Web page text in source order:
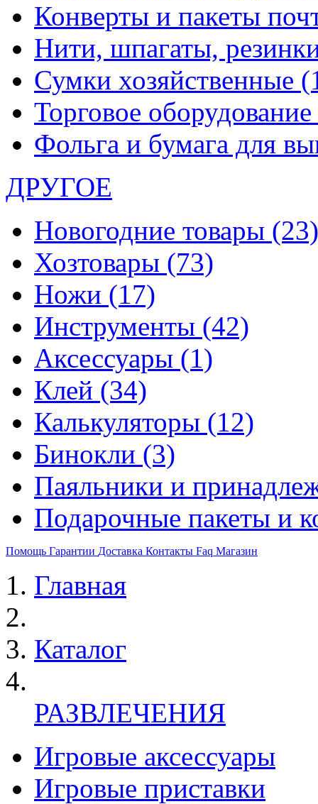
Конверты и пакеты
Нити, шпагаты,
Сумки хозяйственные
Торговое оборудование
Фольга и бумага для
ДРУГОЕ
Новогодние товары (23)
Хозтовары (73)
Ножи (17)
Инструменты (42)
Аксессуары (1)
Клей (34)
Калькуляторы (12)
Бинокли (3)
Паяльники и
Подарочные пакеты и
Помощь Гарантии Доставка Контакты Faq Магазин
Главная
Каталог
РАЗВЛЕЧЕНИЯ
Игровые аксессуары
Игровые приставки